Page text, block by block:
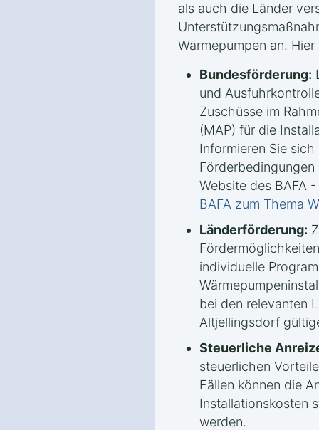
als auch die Länder
Wärmepumpen an.
Bundesförderung:
und
Zuschüsse im
(MAP) für die
Informieren Sie
Website des BAFA
BAFA zum Thema
Länderförderung:
individuelle
bei den relevanten
Altjellingsdorf
Steuerliche
steuerlichen
Fällen können die
Installationskosten
werden.